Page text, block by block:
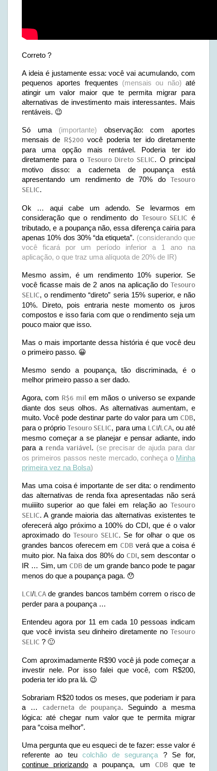
Correto ?
A ideia é justamente essa: você vai acumulando, com
pequenos aportes frequentes (mensais ou não) até
atingir um valor maior que te permita migrar para
alternativas de investimento mais interessantes. Mais
rentáveis. 😉
Só uma (importante) observação: com aportes
mensais de R$200 você poderia ter ido diretamente
para uma opção mais rentável. Poderia ter ido
diretamente para o Tesouro Direto SELIC. O principal
motivo disso: a caderneta de poupança está
apresentando um rendimento de 70% do Tesouro
SELIC.
Ok … aqui cabe um adendo. Se levarmos em
consideração que o rendimento do Tesouro SELIC é
tributado, e a poupança não, essa diferença cairia para
apenas 10% dos 30% “da etiqueta”. (considerando que
você ficará por um período inferior a 1 ano na
aplicação, o que traz uma alíquota de 20% de IR)
Mesmo assim, é um rendimento 10% superior. Se
você ficasse mais de 2 anos na aplicação do Tesouro
SELIC, o rendimento “direto” seria 15% superior, e não
10%. Direto, pois entraria neste momento os juros
compostos e isso faria com que o rendimento seja um
pouco maior que isso.
Mas o mais importante dessa história é que você deu
o primeiro passo. 😀
Mesmo sendo a poupança, tão discriminada, é o
melhor primeiro passo a ser dado.
Agora, com R$6 mil em mãos o universo se expande
diante dos seus olhos. As alternativas aumentam, e
muito. Você pode destinar parte do valor para um CDB,
para o próprioTesouro SELIC, para uma LCI/LCA, ou até
mesmo começar a se planejar e pensar adiante, indo
para a renda variável. (se precisar de ajuda para dar
os primeiros passos neste mercado, conheça o Minha
primeira vez na Bolsa)
Mas uma coisa é importante de ser dita: o rendimento
das alternativas de renda fixa apresentadas não será
muiiiito superior ao que falei em relação ao Tesouro
SELIC. A grande maioria das alternativas existentes te
oferecerá algo próximo a 100% do CDI, que é o valor
aproximado doTesouro SELIC. Se for olhar o que os
grandes bancos oferecem emCDB verá que a coisa é
muito pior. Na faixa dos 80% do CDI, sem descontar o
IR … Sim, umCDB de um grande banco pode te pagar
menos do que a poupança paga. 😯
LCI/LCA de grandes bancos também correm o risco de
perder para a poupança …
Entendeu agora por 11 em cada 10 pessoas indicam
que você invista seu dinheiro diretamente no Tesouro
SELIC ? 🙂
Com aproximadamente R$90 você já pode começar a
investir nele. Por isso falei que você, com R$200,
poderia ter ido pra lá. 😉
Sobrariam R$20 todos os meses, que poderiam ir para
a … caderneta de poupança. Seguindo a mesma
lógica: até chegar num valor que te permita migrar
para “coisa melhor”.
Uma pergunta que eu esqueci de te fazer: esse valor é
referente ao teu colchão de segurança ? Se for,
continue priorizando a poupança, um CDBque te